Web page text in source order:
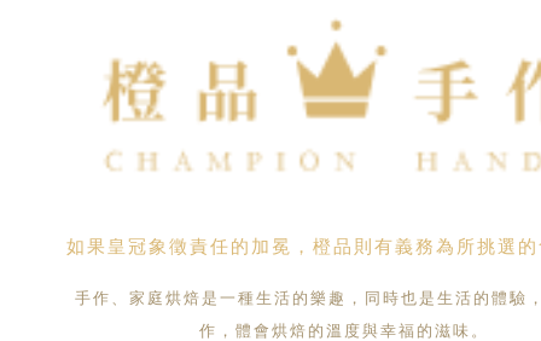
如果皇冠象徵責任的加冕，橙品則有義務為所挑選
手作、家庭烘焙是一種生活的樂趣，同時也是生活的體驗
作，體會烘焙的溫度與幸福的滋味。